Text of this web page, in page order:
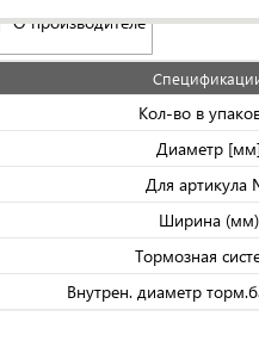
О производителе
Кол-во в
Диаметр
Для
Ширина (мм)
Тормозная
Внутрен. диаметр